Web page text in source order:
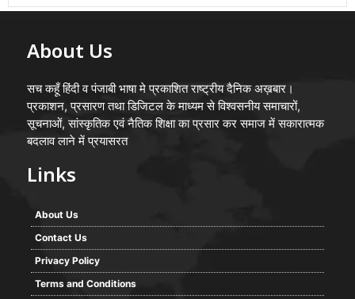
About Us
सच कहूँ हिंदी व पंजाबी भाषा मे प्रकाशित राष्ट्रीय दैनिक अख़बार।
प्रकाशन, प्रसारण तथा डिजिटल के माध्यम से विश्वसनीय समाचारों,
सूचनाओं, सांस्कृतिक एवं नैतिक शिक्षा का प्रसार कर समाज में सकारात्मक
बदलाव लाने में प्रयासरत
Links
About Us
Contact Us
Privacy Policy
Terms and Conditions